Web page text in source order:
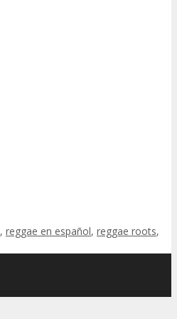
, reggae en español, reggae roots,